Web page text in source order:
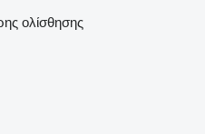
ολίσθησης